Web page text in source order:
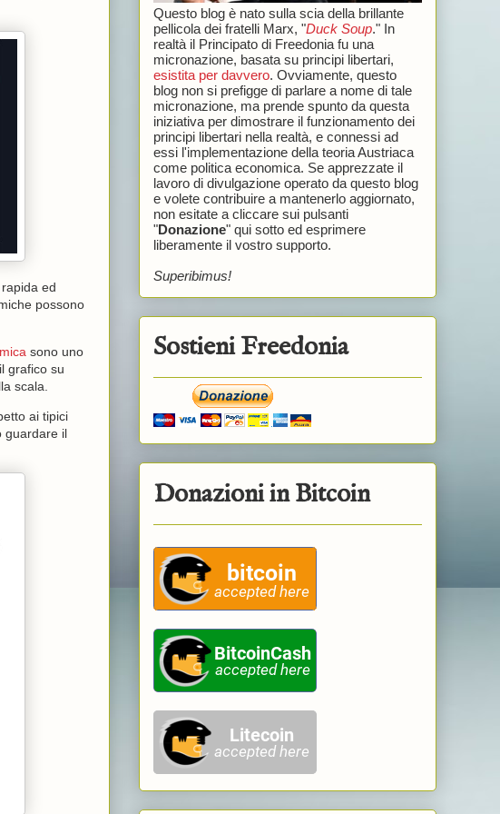
ed
possono
sono uno
grafico su
scala.
ai tipici
guardare il
Questo blog è nato sulla scia della brillante
pellicola dei fratelli Marx, "Duck Soup." In
realtà il Principato di Freedonia fu una
micronazione, basata su principi libertari,
esistita per davvero. Ovviamente, questo
blog non si prefigge di parlare a nome di tale
micronazione, ma prende spunto da questa
iniziativa per dimostrare il funzionamento dei
principi libertari nella realtà, e connessi ad
essi l'implementazione della teoria Austriaca
come politica economica. Se apprezzate il
lavoro di divulgazione operato da questo blog
e volete contribuire a mantenerlo aggiornato,
non esitate a cliccare sui pulsanti
"Donazione" qui sotto ed esprimere
liberamente il vostro supporto.
Superibimus!
Sostieni Freedonia
Donazioni in Bitcoin